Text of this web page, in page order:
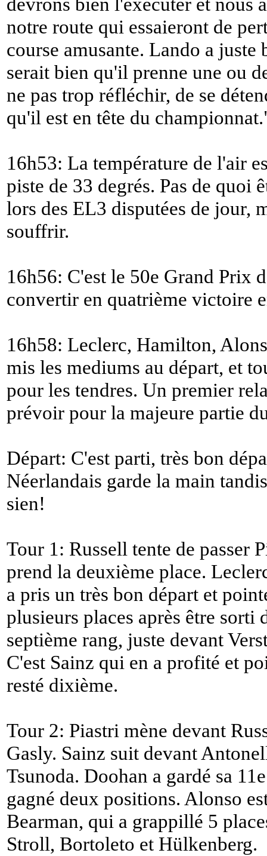
notre route qui essaieront de
course amusante. Lando a
serait bien qu'il prenne une ou
ne pas trop réfléchir, de se
qu'il est en tête du championnat.
16h53: La température de l'air
piste de 33 degrés. Pas de quoi
lors des EL3 disputées de jour,
souffrir.
16h56: C'est le 50e Grand Prix
convertir en quatrième victoire
16h58: Leclerc, Hamilton,
mis les mediums au départ, et
pour les tendres. Un premier
prévoir pour la majeure partie
Départ: C'est parti, très bon
Néerlandais garde la main
sien!
Tour 1: Russell tente de passer
prend la deuxième place.
a pris un très bon départ et
plusieurs places après être sorti
septième rang, juste devant
C'est Sainz qui en a profité et
resté dixième.
Tour 2: Piastri mène devant
Gasly. Sainz suit devant
Tsunoda. Doohan a gardé sa
gagné deux positions. Alonso
Bearman, qui a grappillé 5
Stroll, Bortoleto et Hülkenberg.